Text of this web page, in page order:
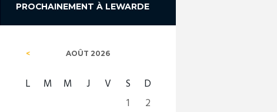
PROCHAINEMENT À LEWARDE
AOÛT 2026
L M M J V S
D
1
2